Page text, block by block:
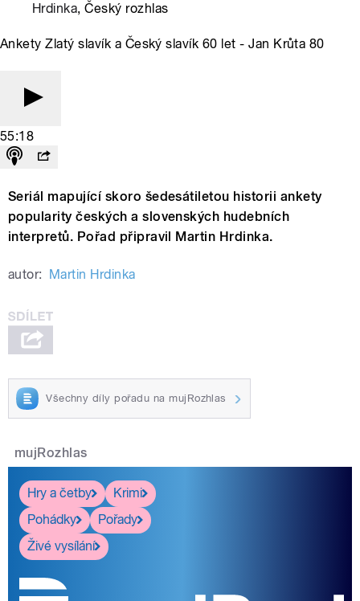
Hrdinka, Český rozhlas
Ankety Zlatý slavík a Český slavík 60 let - Jan Krůta 80
55:18
Seriál mapující skoro šedesátiletou historii ankety
popularity českých a slovenských hudebních
interpretů. Pořad připravil Martin Hrdinka.
autor: Martin Hrdinka
Všechny díly pořadu na mujRozhlas
mujRozhlas
Hry a četby
Krimi
Pohádky
Pořady
Živé vysílání